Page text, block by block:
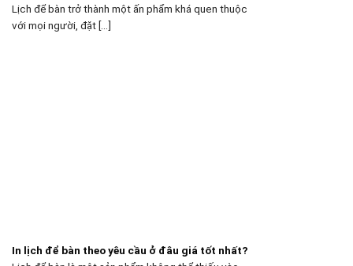
Lịch để bàn trở thành một ấn phẩm khá quen thuộc
với mọi người, đặt [...]
In lịch để bàn theo yêu cầu ở đâu giá tốt nhất?